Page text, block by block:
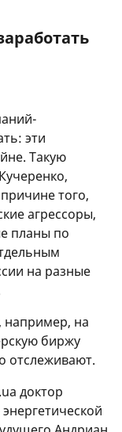
эти
Такую
того,
агрессоры,
планы по
на разные
например, на
биржу
отслеживают.
доктор